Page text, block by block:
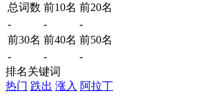
总词数 前10名 前20名
-
-
-
前30名 前40名 前50名
-
-
-
排名关键词
热门 跌出 涨入 阿拉丁